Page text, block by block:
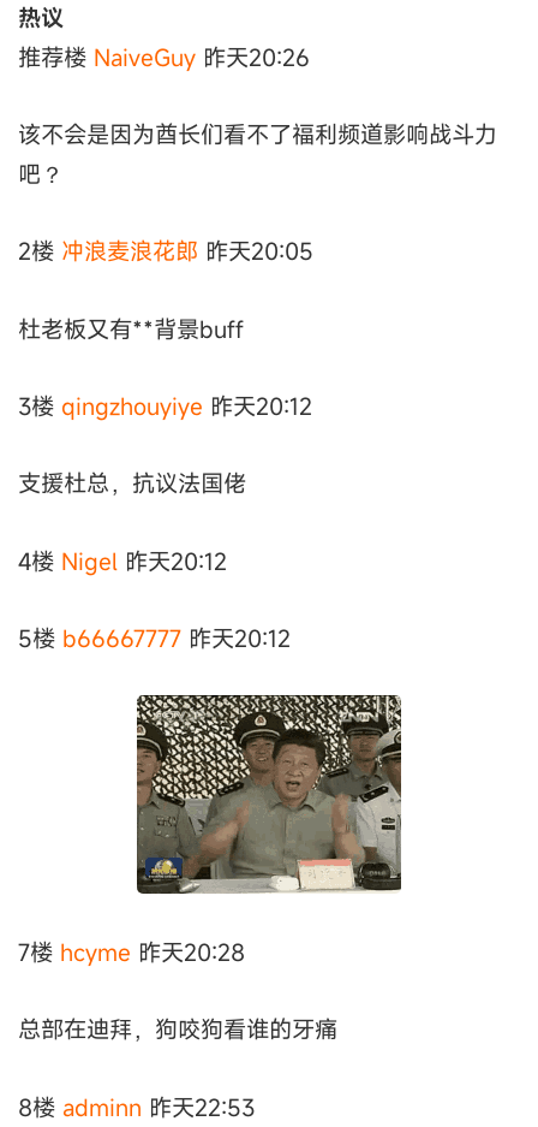
热议
推荐楼 NaiveGuy 昨天20:26
该不会是因为酋长们看不了福利频道影响战斗力
吧？
2楼 冲浪麦浪花郎 昨天20:05
杜老板又有**背景buff
3楼 qingzhouyiye 昨天20:12
支援杜总，抗议法国佬
4楼 Nigel 昨天20:12
5楼 b66667777 昨天20:12
7楼 hcyme 昨天20:28
总部在迪拜，狗咬狗看谁的牙痛
8楼 adminn 昨天22:53